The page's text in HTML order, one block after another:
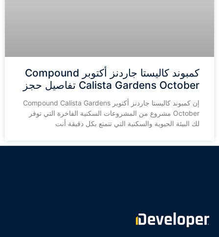
كمبوند كاليستا جاردنز أكتوبر Compound
Calista Gardens October تفاصيل حجز
إن كمبوند كاليستا جاردنز أكتوبر Compound Calista Gardens
October مشروع من المشروعات السكنية الفاخرة التي توفر
لك البيئة الحيوية والسكنية التي تتمتع بكل دقيقة أنت